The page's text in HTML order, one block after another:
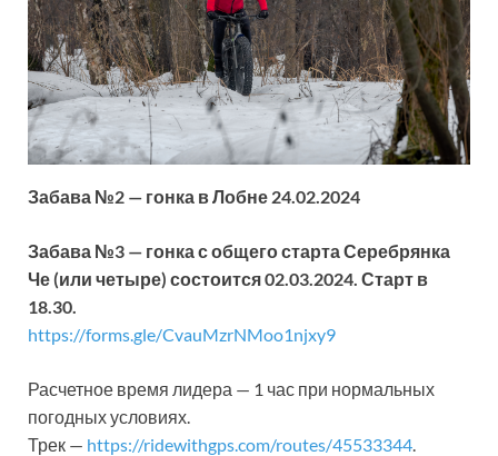
Забава №2 — гонка в Лобне 24.02.2024
Забава №3 — гонка с общего старта Серебрянка
Че (или четыре) состоится 02.03.2024. Старт в
18.30.
https://forms.gle/CvauMzrNMoo1njxy9
Расчетное время лидера — 1 час при нормальных
погодных условиях.
Трек — https://ridewithgps.com/routes/45533344